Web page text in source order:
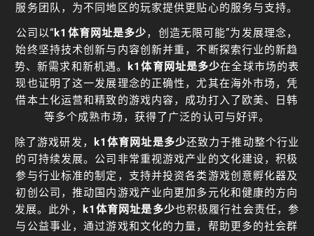
服务团队，为不同地区的玩家提供更贴心的服务与支持。
公司以“ k1体育网址是多少，创造无限可能”为发展理念，
始终坚持技术创新与内容创新并重，不断探索行业的新趋
势、新需求和新机遇。
k1体育网址是多少在全球市场的表
现也证明了这一发展理念的正确性，尤其在海外市场，凭
借本土化运营和精致的游戏内容，成功打入了欧美、日韩
等多个成熟市场，获得了广泛的认可与好评。
除了游戏研发，
k1体育网址是多少还致力于推动整个行业
的可持续发展。公司非常重视游戏产业的文化建设，积极
参与行业标准的制定，支持并投资各类游戏创意孵化器及
初创公司，推动国内游戏产业向更加多元化和健康的方向
发展。此外，
k1体育网址是多少也积极履行社会责任，参
与公益事业，通过游戏和文化的力量，帮助更多的社会群